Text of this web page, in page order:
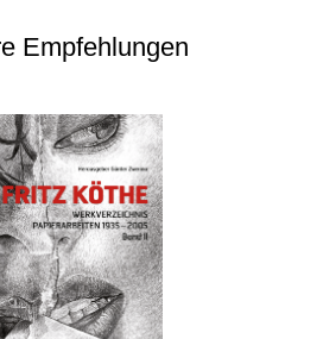
Empfehlungen